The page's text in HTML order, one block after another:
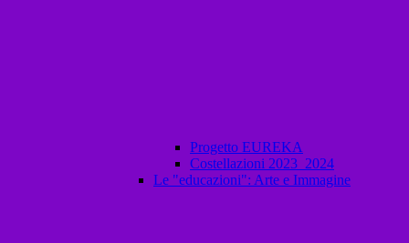
Progetto EUREKA
Costellazioni 2023_2024
Le "educazioni": Arte e Immagine